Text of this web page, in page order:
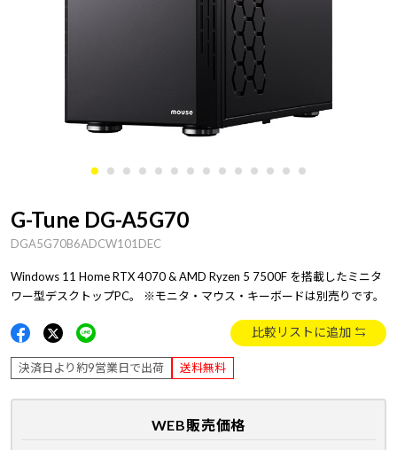
G-Tune DG-A5G70
DGA5G70B6ADCW101DEC
Windows 11 Home RTX 4070 & AMD Ryzen 5 7500F を搭載したミニタ
ワー型デスクトップPC。 ※モニタ・マウス・キーボードは別売りです。
比較リストに追加
決済日より約9営業日で出荷 送料無料
WEB販売価格